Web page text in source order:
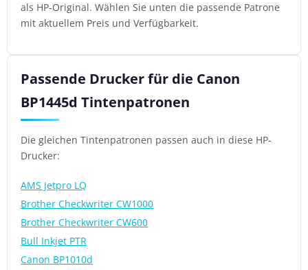
als HP-Original. Wählen Sie unten die passende Patrone
mit aktuellem Preis und Verfügbarkeit.
Passende Drucker für die Canon
BP1445d Tintenpatronen
Die gleichen Tintenpatronen passen auch in diese HP-
Drucker:
AMS Jetpro LQ
Brother Checkwriter CW1000
Brother Checkwriter CW600
Bull Inkjet PTR
Canon BP1010d